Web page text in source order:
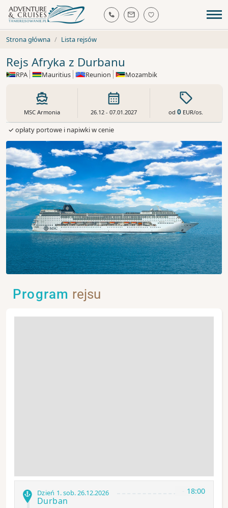
Strona główna Lista rejsów
Rejs Afryka z Durbanu
RPA Mauritius Reunion Mozambik
MSC Armonia 26.12 - 07.01.2027 od0 EUR/os.
✓ opłaty portowe i napiwki w cenie
Program rejsu
18:00
Dzień 1.sob.26.12.2026
Durban